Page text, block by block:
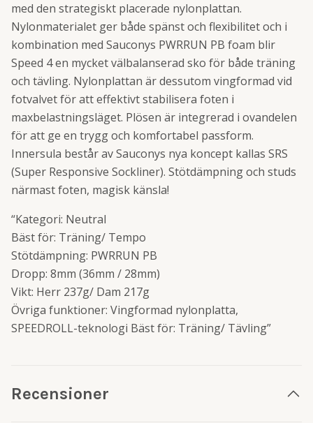
med den strategiskt placerade nylonplattan.
Nylonmaterialet ger både spänst och flexibilitet och i
kombination med Sauconys PWRRUN PB foam blir
Speed 4 en mycket välbalanserad sko för både träning
och tävling. Nylonplattan är dessutom vingformad vid
fotvalvet för att effektivt stabilisera foten i
maxbelastningsläget. Plösen är integrerad i ovandelen
för att ge en trygg och komfortabel passform.
Innersula består av Sauconys nya koncept kallas SRS
(Super Responsive Sockliner). Stötdämpning och studs
närmast foten, magisk känsla!
“Kategori: Neutral
Bäst för: Träning/ Tempo
Stötdämpning: PWRRUN PB
Dropp: 8mm (36mm / 28mm)
Vikt: Herr 237g/ Dam 217g
Övriga funktioner: Vingformad nylonplatta,
SPEEDROLL-teknologi Bäst för: Träning/ Tävling”
Recensioner